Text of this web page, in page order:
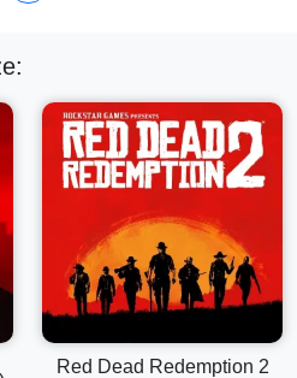
i nie tylko.
Pakiety Lawrence'a z Arabii i
– zawierające tematyczną
Red Dead Redemption 2